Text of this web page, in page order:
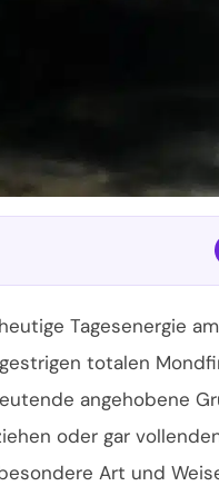
Tagesenergie
totalen
angehobene
oder gar
Art und